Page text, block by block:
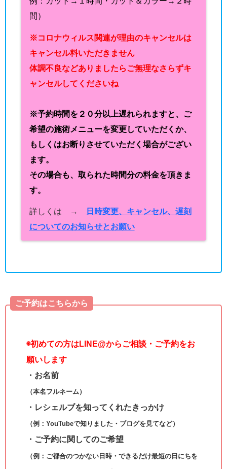
間）
※コロナウィルス関連が理由のキャンセルは
キャンセル料いただきません
体調不良などありましたらご無理なさらずキ
ャンセルしてくださいね
※予約時間を２０分以上遅れられますと、ご
希望の施術メニューを変更していただくか、
もしくはお断りさせていただく場合がござい
ます。
その場合も、取られた時間分の料金を頂きま
す。
詳しくは →
日時変更、キャンセル、遅刻
についてのお知らせとお願い
ご予約はこちらから
◉初めての方はLINE@からご相談・ご予約をお
願いします
・お名前
（本名フルネーム）
・レシェルブを知ってくれたきっかけ
（例：YouTubeで知りました・ブログを見てなど）
・ご予約に関してのご希望
（例：ご都合のつかない日時・できるだけ最短の日にちを